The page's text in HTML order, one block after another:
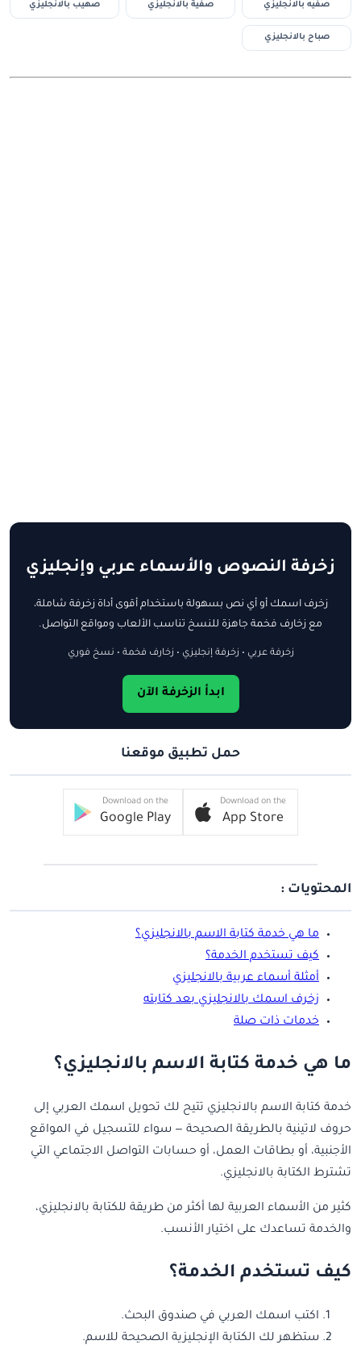
صفيه بالانجليزي صفية بالانجليزي صهيب بالانجليزي
صباح بالانجليزي
زخرفة النصوص والأسماء عربي وإنجليزي
زخرف اسمك أو أي نص بسهولة باستخدام أقوى أداة زخرفة شاملة،
مع زخارف فخمة جاهزة للنسخ تناسب الألعاب ومواقع التواصل.
زخرفة عربي • زخرفة إنجليزي • زخارف فخمة • نسخ فوري
ابدأ الزخرفة الآن
حمل تطبيق موقعنا
Download on the
App Store
Download on the
Google Play
المحتويات :
ما هي خدمة كتابة الاسم بالانجليزي؟
كيف تستخدم الخدمة؟
أمثلة أسماء عربية بالانجليزي
زخرف اسمك بالانجليزي بعد كتابته
خدمات ذات صلة
ما هي خدمة كتابة الاسم بالانجليزي؟
خدمة كتابة الاسم بالانجليزي تتيح لك تحويل اسمك العربي إلى
حروف لاتينية بالطريقة الصحيحة — سواء للتسجيل في المواقع
الأجنبية، أو بطاقات العمل، أو حسابات التواصل الاجتماعي التي
تشترط الكتابة بالانجليزي.
كثير من الأسماء العربية لها أكثر من طريقة للكتابة بالانجليزي،
والخدمة تساعدك على اختيار الأنسب.
كيف تستخدم الخدمة؟
اكتب اسمك العربي في صندوق البحث.
ستظهر لك الكتابة الإنجليزية الصحيحة للاسم.